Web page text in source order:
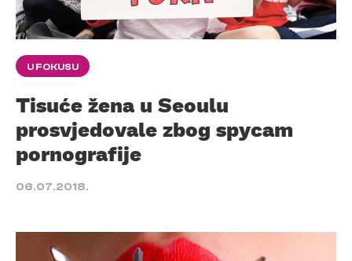
U FOKUSU
Tisuće žena u Seoulu
prosvjedovale zbog spycam
pornografije
06.07.2018.